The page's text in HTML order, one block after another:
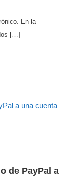
En la
[…]
de PayPal a